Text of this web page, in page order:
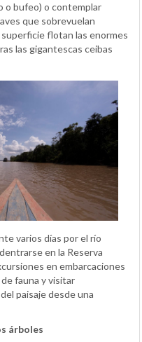
o bufeo) o contemplar
que sobrevuelan
flotan las enormes
las gigantescas ceibas
varios días por el río
en la Reserva
en embarcaciones
fauna y visitar
paisaje desde una
árboles